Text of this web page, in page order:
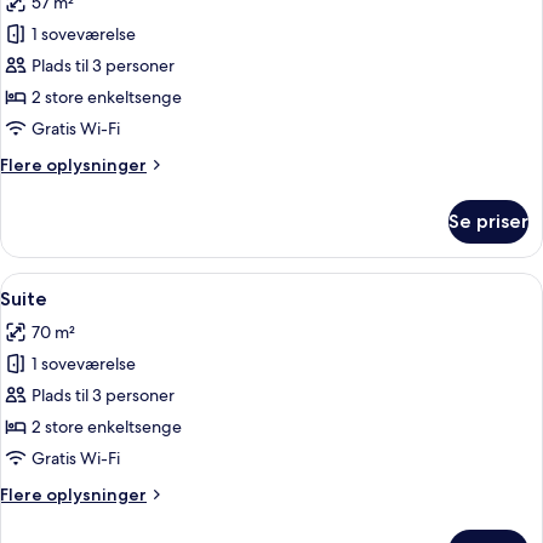
billeder
af
Suite
(Collaboration)
1 soveværelse
Plads til 3 personer
2 store enkeltsenge
Gratis Wi-Fi
Flere oplysninger
Flere
(Collaboration)
Se priser
Indlæs
alle
billeder
af
Suite
Et moderne hotelværelse med
11
Suite
70 m²
1 soveværelse
Plads til 3 personer
2 store enkeltsenge
Gratis Wi-Fi
Flere oplysninger
Flere